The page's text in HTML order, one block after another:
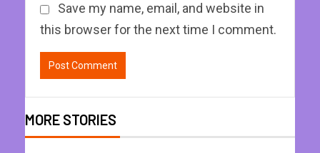
Save my name, email, and website in
this browser for the next time I comment.
MORE STORIES